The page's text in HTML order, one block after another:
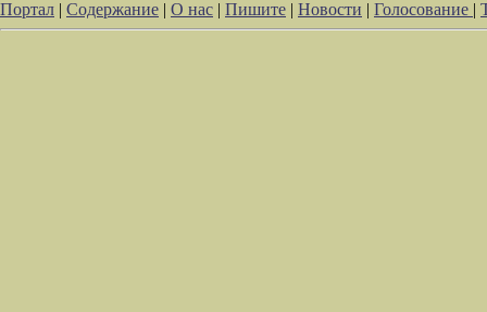
Портал | Содержание | О нас | Пишите | Новости | Голосование |